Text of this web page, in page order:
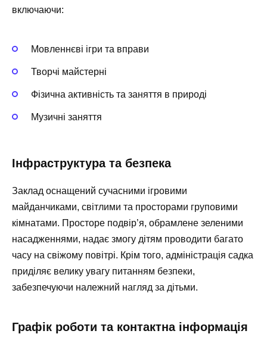
включаючи:
Мовленнєві ігри та вправи
Творчі майстерні
Фізична активність та заняття в природі
Музичні заняття
Інфраструктура та безпека
Заклад оснащений сучасними ігровими
майданчиками, світлими та просторами груповими
кімнатами. Просторе подвір’я, обрамлене зеленими
насадженнями, надає змогу дітям проводити багато
часу на свіжому повітрі. Крім того, адміністрація садка
приділяє велику увагу питанням безпеки,
забезпечуючи належний нагляд за дітьми.
Графік роботи та контактна інформація